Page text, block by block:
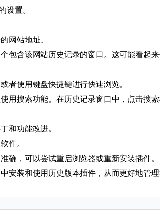
设置。
网站地址。
包含该网站历史记录的窗口。这可能看起
者使用键盘快捷键进行快速浏览。
用搜索功能。在历史记录窗口中，点击搜索
和功能改进。
件。
确，可以尝试重启浏览器或重新安装插件。
安装和使用历史版本插件，从而更好地管理